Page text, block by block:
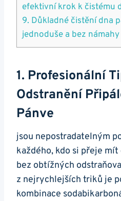
efektivní krok k čistému
9. Důkladné čistění dna
jednoduše a bez⁤ námahy
1. Profesionální
Odstranění
Pánve
jsou ⁢nepostradatelným
každého, kdo ⁢si přeje
bez obtížných
z nejrychlejších ⁢triků‍ je
‍kombinace